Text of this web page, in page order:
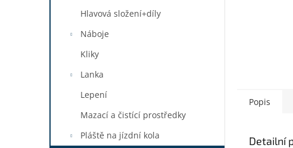
Hlavová složení+díly
Náboje
Kliky
Lanka
Lepení
Mazací a čistící prostředky
Pláště na jízdní kola
Popis
Detailní